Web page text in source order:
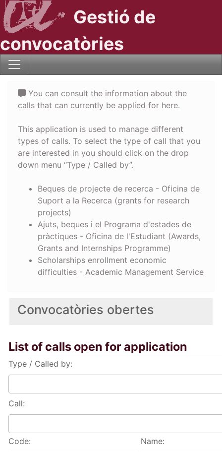
Gestió de
convocatòries
Convocatòries obertes
List of calls open for application
Type / Called by:
Call:
Code: Name:
You can consult the information about the
calls that can currently be applied for here.
This application is used to manage different
types of calls. To select the type of call that you
are interested in you should click on the drop
down menu “Type / Called by”.
Beques de projecte de recerca - Oficina de
Suport a la Recerca (grants for research
projects)
Ajuts, beques i el Programa d'estades de
pràctiques - Oficina de l'Estudiant (Awards,
Grants and Internships Programme)
Scholarships enrollment economic
difficulties - Academic Management Service